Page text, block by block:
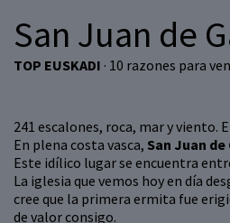
San Juan de
TOP EUSKADI · 10 razones para
241 escalones, roca, mar y viento.
En plena costa vasca, San Juan
Este idílico lugar se encuentra
La iglesia que vemos hoy en día
cree que la primera ermita fue
de valor consigo.